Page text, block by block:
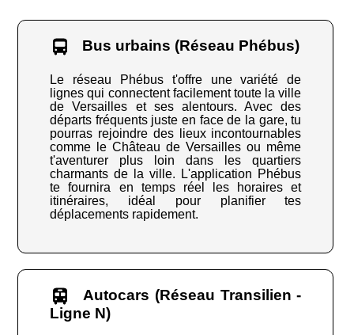
Bus urbains (Réseau Phébus)
Le réseau Phébus t'offre une variété de
lignes qui connectent facilement toute la ville
de Versailles et ses alentours. Avec des
départs fréquents juste en face de la gare, tu
pourras rejoindre des lieux incontournables
comme le Château de Versailles ou même
t'aventurer plus loin dans les quartiers
charmants de la ville. L'application Phébus
te fournira en temps réel les horaires et
itinéraires, idéal pour planifier tes
déplacements rapidement.
Autocars (Réseau Transilien -
Ligne N)